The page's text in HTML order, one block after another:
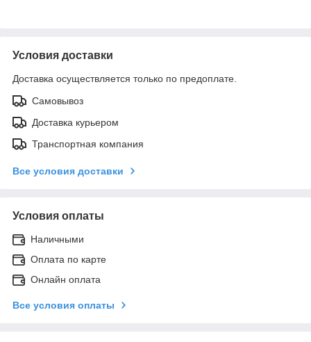
Условия доставки
Доставка осуществляется только по предоплате.
Самовывоз
Доставка курьером
Транспортная компания
Все условия доставки
Условия оплаты
Наличными
Оплата по карте
Онлайн оплата
Все условия оплаты